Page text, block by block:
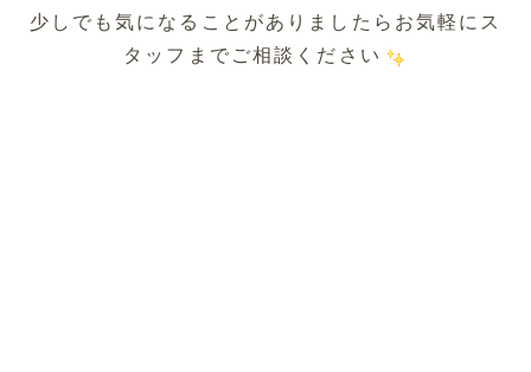
少しでも気になることがありましたらお気軽にス
タッフまでご相談ください